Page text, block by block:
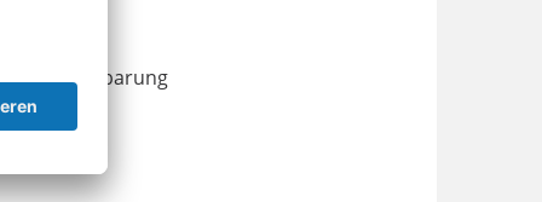
Vereinbarung